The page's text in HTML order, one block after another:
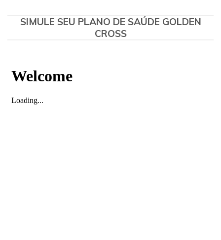
SIMULE SEU PLANO DE SAÚDE GOLDEN
CROSS